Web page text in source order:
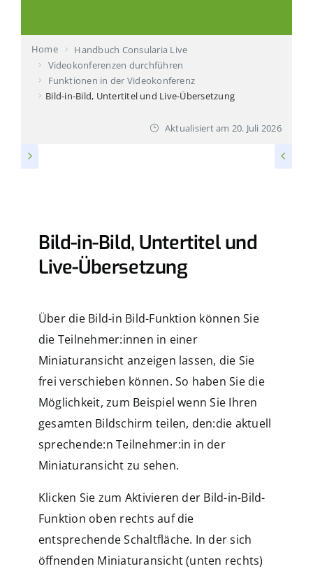
Ihr Ansprechpartner
Technischer Support
Home
Handbuch Consularia Live
Videokonferenzen durchführen
Funktionen in der Videokonferenz
Bild-in-Bild, Untertitel und Live-Übersetzung
Aktualisiert am 20. Juli 2026
Bild-in-Bild, Untertitel und
Live-Übersetzung
Über die Bild-in Bild-Funktion können Sie
die Teilnehmer:innen in einer
Miniaturansicht anzeigen lassen, die Sie
frei verschieben können. So haben Sie die
Möglichkeit, zum Beispiel wenn Sie Ihren
gesamten Bildschirm teilen, den:die aktuell
sprechende:n Teilnehmer:in in der
Miniaturansicht zu sehen.
Klicken Sie zum Aktivieren der Bild-in-Bild-
Funktion oben rechts auf die
entsprechende Schaltfläche. In der sich
öffnenden Miniaturansicht (unten rechts)